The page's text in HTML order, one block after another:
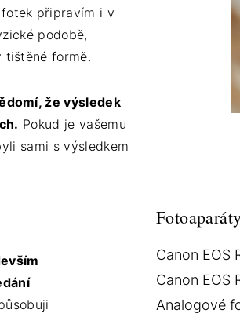
připravím i v
podobě,
tištěné formě.
že výsledek
Pokud je vašemu
sami s výsledkem
Canon EOS
Canon EOS
Analogové